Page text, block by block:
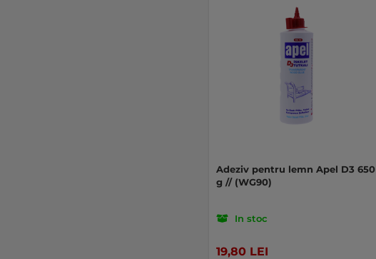
Adeziv pentru lemn Apel D3 650
g // (WG90)
In stoc
19,80 LEI